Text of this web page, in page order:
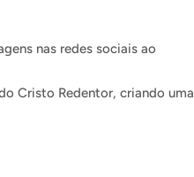
nas redes sociais ao
Cristo Redentor, criando uma